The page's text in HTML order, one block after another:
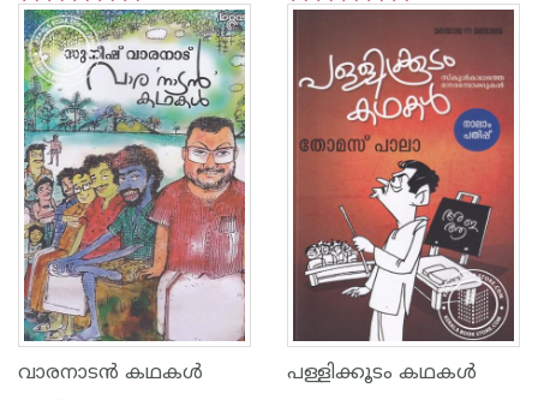
5
4
3
2
1 5
4
3
2
1
വാരനാടൻ കഥകൾ പള്ളിക്കൂടം കഥകള്‍